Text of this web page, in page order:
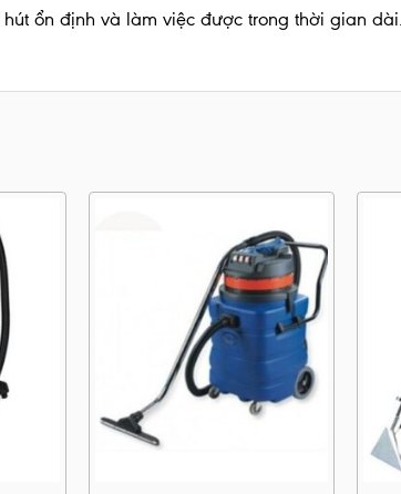
ổn định và làm việc được trong thời gian dài.